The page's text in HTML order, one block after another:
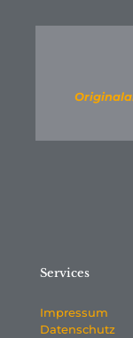
Services
Impressum
Datenschutz